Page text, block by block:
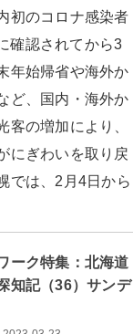
初のコロナ感染者
確認されてから3
年始帰省や海外か
ど、国内・海外か
客の増加により、
にぎわいを取り戻
では、2月4日から
ーク特集：北海道
知記（36）サンデ